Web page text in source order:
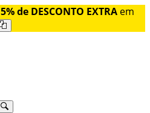
de DESCONTO EXTRA em